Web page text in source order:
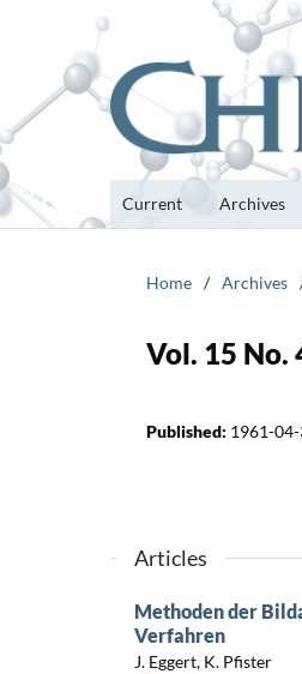
Current Archives
Home / Archives
Vol. 15 No.
Published: 1961-
Articles
Methoden der
Verfahren
J. Eggert, K. Pfister